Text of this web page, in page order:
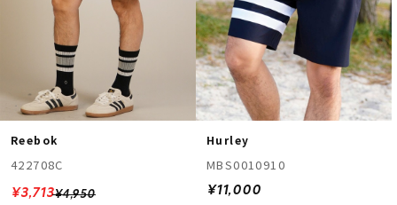
Reebok
422708C
¥4,950
¥3,713
Hurley
MBS0010910
¥11,000